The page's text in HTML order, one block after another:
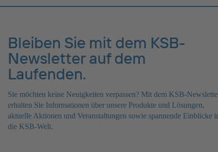
Bleiben Sie mit dem KSB-
Newsletter auf dem
Laufenden.
Sie möchten keine Neuigkeiten verpassen? Mit dem KSB-
erhalten Sie Informationen über unsere Produkte und Lösungen,
aktuelle Aktionen und Veranstaltungen sowie spannende Einblicke
die KSB-Welt.